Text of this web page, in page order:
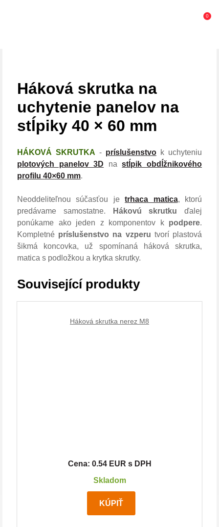
0
Háková skrutka na
uchytenie panelov na
stĺpiky 40 × 60 mm
HÁKOVÁ SKRUTKA - príslušenstvo k uchyteniu
plotových panelov 3D
nastĺpik obdĺžnikového
profilu 40×60 mm.
Neoddeliteľnou súčasťou jetrhaca matica, ktorú
predávame samostatne. Hákovú skrutku ďalej
ponúkame ako jeden z komponentov kpodpere.
Kompletné príslušenstvo na vzperu tvorí plastová
šikmá koncovka, už spomínaná háková skrutka,
matica s podložkou a krytka skrutky.
Související produkty
Háková skrutka nerez M8
Cena: 0.54 EUR s DPH
Skladom
KÚPIŤ